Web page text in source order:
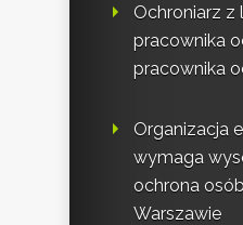
Ochroniarz z
pracownika
pracownika
Organizacja
wymaga
ochrona
Warszawie